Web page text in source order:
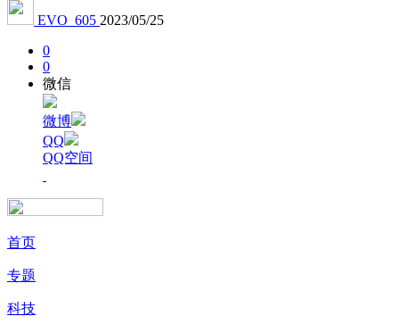
EVO_605 2023/05/25
0
0
微信
微博
QQ
QQ空间
首页
专题
科技